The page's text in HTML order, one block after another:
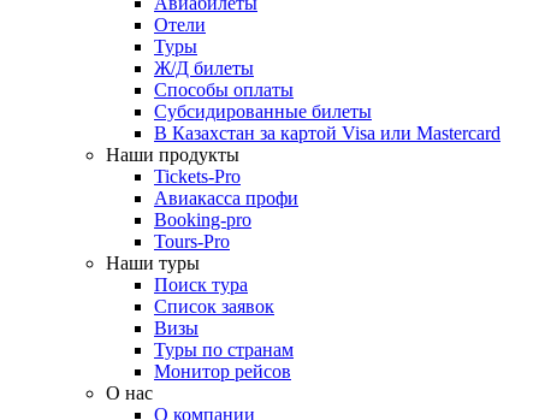
Отели
Туры
Ж/Д билеты
Способы оплаты
Субсидированные билеты
В Казахстан за картой Visa или Masterсard
Наши продукты
Tickets-Pro
Авиакасса профи
Booking-pro
Tours-Pro
Наши туры
Поиск тура
Список заявок
Визы
Туры по странам
Монитор рейсов
О нас
О компании